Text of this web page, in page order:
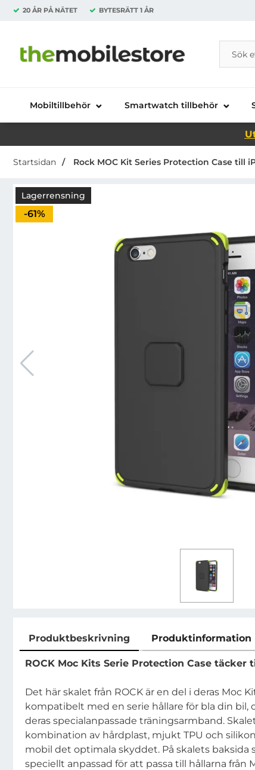
20 ÅR PÅ NÄTET BYTESRÄTT 1 ÅR
Startsidan för Danira Telecom
Sök
Sök på
Mobiltillbehör Smartwatch tillbehör
Startsidan Rock MOC Kit Series Protection Case till
Lagerrensning
Priset är nedsatt med
-61%
Produktbeskrivning Produktinformation
Produktbeskrivning
ROCK Moc Kits Serie Protection Case täcker
Det här skalet från ROCK är en del i deras Moc
kompatibelt med en serie hållare för bla din bil,
deras specialanpassade träningsarmband.
kombination av hårdplast, mjukt TPU och
mobil det optimala skyddet. På skalets baksida
speciellt anpassad för att passa till hållarna från